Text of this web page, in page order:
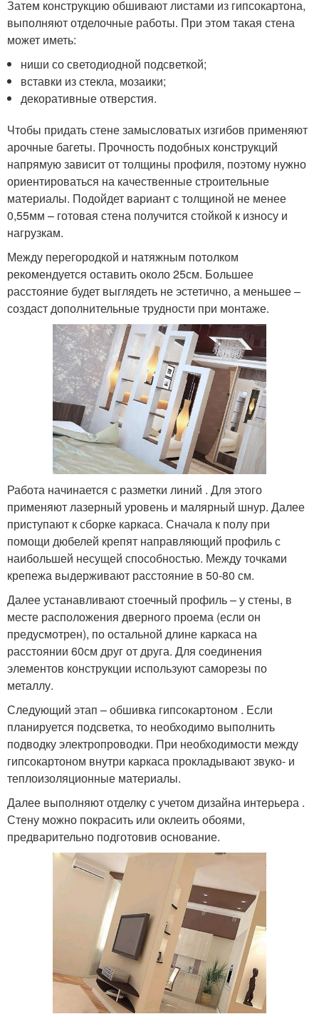
Затем конструкцию обшивают листами из гипсокартона,
выполняют отделочные работы. При этом такая стена
может иметь:
ниши со светодиодной подсветкой;
вставки из стекла, мозаики;
декоративные отверстия.
Чтобы придать стене замысловатых изгибов применяют
арочные багеты. Прочность подобных конструкций
напрямую зависит от толщины профиля, поэтому нужно
ориентироваться на качественные строительные
материалы. Подойдет вариант с толщиной не менее
0,55мм – готовая стена получится стойкой к износу и
нагрузкам.
Между перегородкой и натяжным потолком
рекомендуется оставить около 25см. Большее
расстояние будет выглядеть не эстетично, а меньшее –
создаст дополнительные трудности при монтаже.
Работа начинается с разметки линий . Для этого
применяют лазерный уровень и малярный шнур. Далее
приступают к сборке каркаса. Сначала к полу при
помощи дюбелей крепят направляющий профиль с
наибольшей несущей способностью. Между точками
крепежа выдерживают расстояние в 50-80 см.
Далее устанавливают стоечный профиль – у стены, в
месте расположения дверного проема (если он
предусмотрен), по остальной длине каркаса на
расстоянии 60см друг от друга. Для соединения
элементов конструкции используют саморезы по
металлу.
Следующий этап – обшивка гипсокартоном . Если
планируется подсветка, то необходимо выполнить
подводку электропроводки. При необходимости между
гипсокартоном внутри каркаса прокладывают звуко- и
теплоизоляционные материалы.
Далее выполняют отделку с учетом дизайна интерьера .
Стену можно покрасить или оклеить обоями,
предварительно подготовив основание.